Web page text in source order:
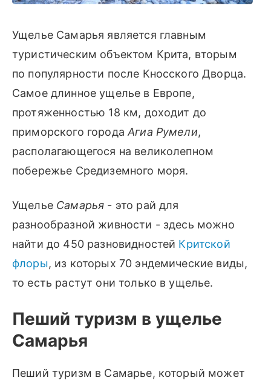
Ущелье Самарья является главным
туристическим объектом Крита, вторым
по популярности после Кносского Дворца.
Самое длинное ущелье в Европе,
протяженностью 18 км, доходит до
приморского городаАгиа Румели,
располагающегося на великолепном
побережье Средиземного моря.
Ущелье Самарья - это рай для
разнообразной живности - здесь можно
найти до 450 разновидностей Критской
флоры, из которых 70 эндемические виды,
то есть растут они только в ущелье.
Пеший туризм в ущелье
Самарья
Пеший туризм в Самарье, который может